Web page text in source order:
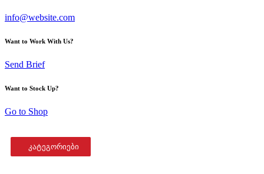
info@website.com
Want to Work With Us?
Send Brief
Want to Stock Up?
Go to Shop
კატეგორიები